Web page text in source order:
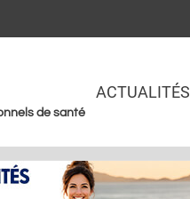
de santé
ACTUALITÉS